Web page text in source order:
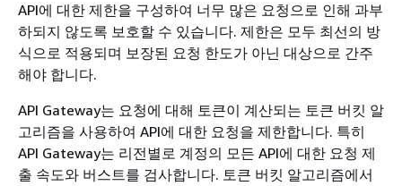
API에 대한 제한을 구성하여 너무 많은 요청으로 인해 과부
하되지 않도록 보호할 수 있습니다. 제한은 모두 최선의 방
식으로 적용되며 보장된 요청 한도가 아닌 대상으로 간주
해야 합니다.
API Gateway는 요청에 대해 토큰이 계산되는 토큰 버킷 알
고리즘을 사용하여 API에 대한 요청을 제한합니다. 특히
API Gateway는 리전별로 계정의 모든 API에 대한 요청 제
출 속도와 버스트를 검사합니다. 토큰 버킷 알고리즘에서